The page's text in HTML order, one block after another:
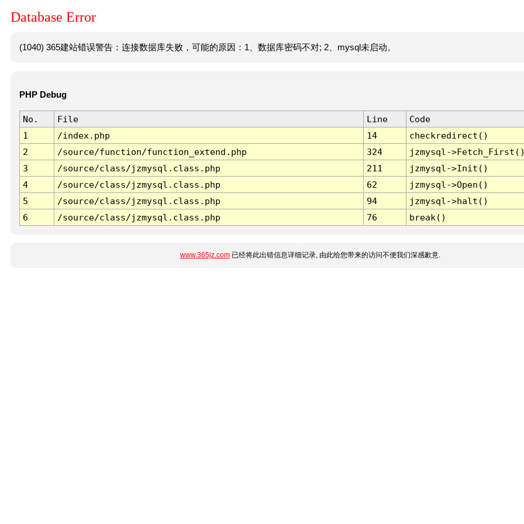
Database Error
(1040) 365建站错误警告：连接数据库失败，可能的原因：1、数据库密码不对; 2、mysql未启动。
PHP Debug
No. File Line
Code
1
/index.php 14
checkredirect()
2
/source/function/function_extend.php 324
jzmysql-
3
/source/class/jzmysql.class.php 211
jzmysql->Init()
4
/source/class/jzmysql.class.php 62
jzmysql->Open()
5
/source/class/jzmysql.class.php 94
jzmysql->halt()
6
/source/class/jzmysql.class.php 76 break()
www.365jz.com已经将此出错信息详细记录, 由此给您带来的访问不便我们深感歉意.